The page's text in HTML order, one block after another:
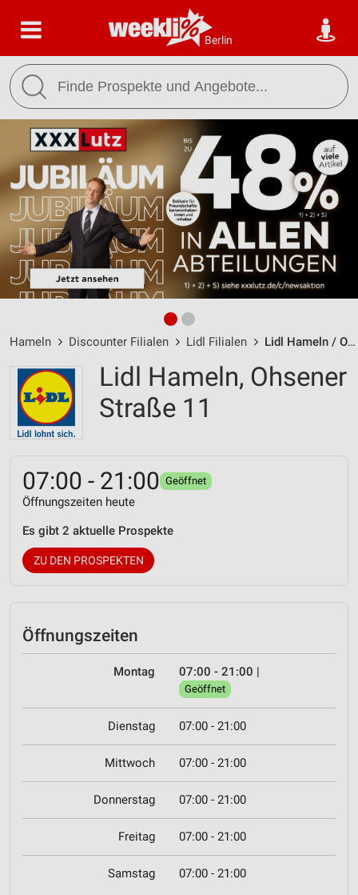
Berlin
Hameln Discounter Filialen Lidl Filialen Lidl Hameln / Ohsener Straße 11 - Öffnungszeiten & Adresse
Lidl Hameln, Ohsener
Straße 11
07:00 - 21:00 Geöffnet
Öffnungszeiten heute
Es gibt 2 aktuelle Prospekte
ZU DEN PROSPEKTEN
Öffnungszeiten
Montag 07:00 - 21:00 |
Geöffnet
Dienstag 07:00 - 21:00
Mittwoch 07:00 - 21:00
Donnerstag 07:00 - 21:00
Freitag 07:00 - 21:00
Samstag 07:00 - 21:00